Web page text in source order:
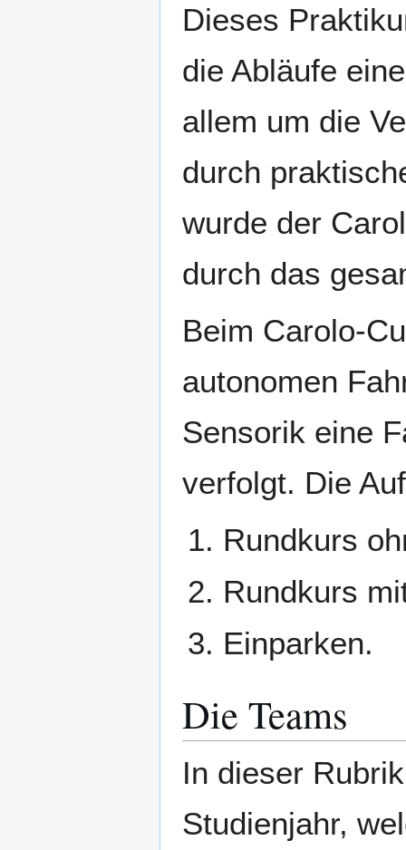
Dieses
die Abläufe
allem um die
durch
wurde der
durch das
Beim Carolo-
autonomen
Sensorik eine
verfolgt. Die
Rundkurs
Rundkurs
Einparken.
Die Teams
In dieser
Studienjahr,